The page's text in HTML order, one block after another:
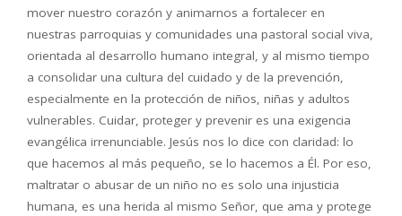
mover nuestro corazón y animarnos a fortalecer en
nuestras parroquias y comunidades una pastoral social viva,
orientada al desarrollo humano integral, y al mismo tiempo
a consolidar una cultura del cuidado y de la prevención,
especialmente en la protección de niños, niñas y adultos
vulnerables. Cuidar, proteger y prevenir es una exigencia
evangélica irrenunciable. Jesús nos lo dice con claridad: lo
que hacemos al más pequeño, se lo hacemos a Él. Por eso,
maltratar o abusar de un niño no es solo una injusticia
humana, es una herida al mismo Señor, que ama y protege